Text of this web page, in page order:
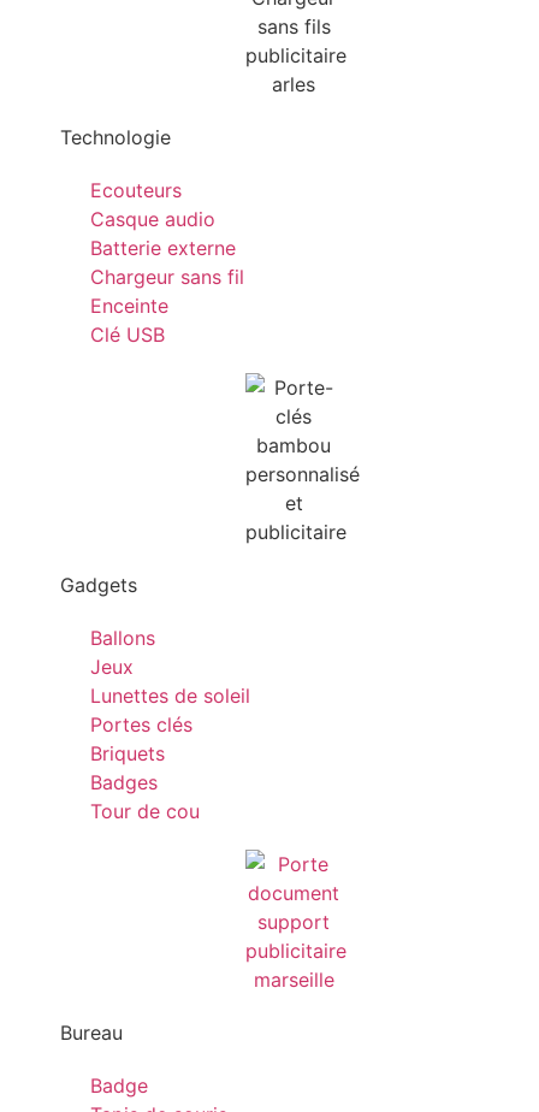
Technologie
Ecouteurs
Casque audio
Batterie externe
Chargeur sans fil
Enceinte
Clé USB
Gadgets
Ballons
Jeux
Lunettes de soleil
Portes clés
Briquets
Badges
Tour de cou
Bureau
Badge